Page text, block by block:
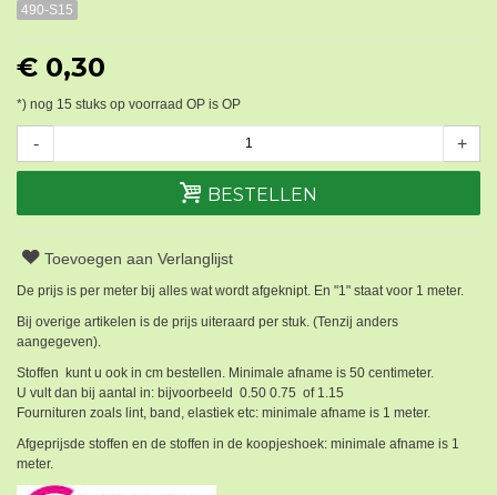
490-S15
€ 0,30
*) nog 15 stuks op voorraad OP is OP
- +
BESTELLEN
Toevoegen aan Verlanglijst
De prijs is per meter bij alles wat wordt afgeknipt. En "1" staat voor 1 meter.
Bij overige artikelen is de prijs uiteraard per stuk. (Tenzij anders
aangegeven).
Stoffen kunt u ook in cm bestellen. Minimale afname is 50 centimeter.
U vult dan bij aantal in: bijvoorbeeld 0.50 0.75 of 1.15
Fournituren zoals lint, band, elastiek etc: minimale afname is 1 meter.
Afgeprijsde stoffen en de stoffen in de koopjeshoek: minimale afname is 1
meter.